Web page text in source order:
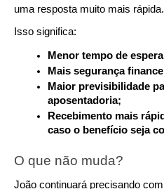
uma resposta muito mais rápida.
Isso significa:
Menor tempo de
Mais segurança
Maior previsibilidade
aposentadoria;
Recebimento mais
caso o benefício seja
O que não muda?
João continuará precisando